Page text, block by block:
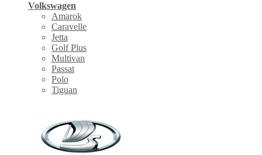
Volkswagen
Amarok
Caravelle
Jetta
Golf Plus
Multivan
Passat
Polo
Tiguan